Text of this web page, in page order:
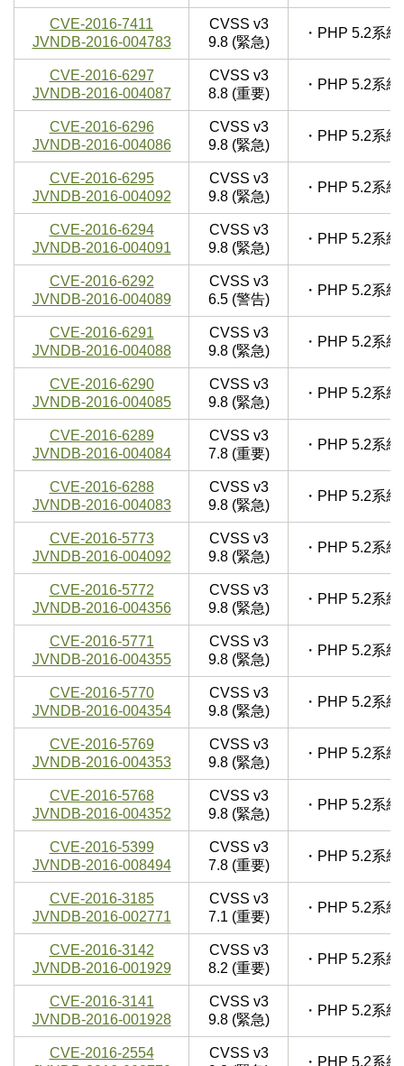
CVE-2016-7411
JVNDB-2016-004783
CVSS v3
9.8 (緊急)
・PHP 5.2系
CVE-2016-6297
JVNDB-2016-004087
CVSS v3
8.8 (重要)
・PHP 5.2系
CVE-2016-6296
JVNDB-2016-004086
CVSS v3
9.8 (緊急)
・PHP 5.2系
CVE-2016-6295
JVNDB-2016-004092
CVSS v3
9.8 (緊急)
・PHP 5.2系
CVE-2016-6294
JVNDB-2016-004091
CVSS v3
9.8 (緊急)
・PHP 5.2系
CVE-2016-6292
JVNDB-2016-004089
CVSS v3
6.5 (警告)
・PHP 5.2系
CVE-2016-6291
JVNDB-2016-004088
CVSS v3
9.8 (緊急)
・PHP 5.2系
CVE-2016-6290
JVNDB-2016-004085
CVSS v3
9.8 (緊急)
・PHP 5.2系
CVE-2016-6289
JVNDB-2016-004084
CVSS v3
7.8 (重要)
・PHP 5.2系
CVE-2016-6288
JVNDB-2016-004083
CVSS v3
9.8 (緊急)
・PHP 5.2系
CVE-2016-5773
JVNDB-2016-004092
CVSS v3
9.8 (緊急)
・PHP 5.2系
CVE-2016-5772
JVNDB-2016-004356
CVSS v3
9.8 (緊急)
・PHP 5.2系
CVE-2016-5771
JVNDB-2016-004355
CVSS v3
9.8 (緊急)
・PHP 5.2系
CVE-2016-5770
JVNDB-2016-004354
CVSS v3
9.8 (緊急)
・PHP 5.2系
CVE-2016-5769
JVNDB-2016-004353
CVSS v3
9.8 (緊急)
・PHP 5.2系
CVE-2016-5768
JVNDB-2016-004352
CVSS v3
9.8 (緊急)
・PHP 5.2系
CVE-2016-5399
JVNDB-2016-008494
CVSS v3
7.8 (重要)
・PHP 5.2系
CVE-2016-3185
JVNDB-2016-002771
CVSS v3
7.1 (重要)
・PHP 5.2系
CVE-2016-3142
JVNDB-2016-001929
CVSS v3
8.2 (重要)
・PHP 5.2系
CVE-2016-3141
JVNDB-2016-001928
CVSS v3
9.8 (緊急)
・PHP 5.2系
CVE-2016-2554
CVSS v3
・PHP 5.2系